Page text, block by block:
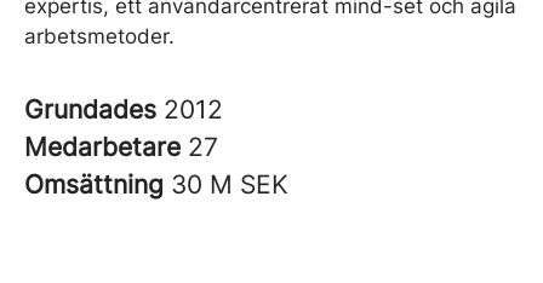
expertis, ett användarcentrerat mind-set och agila
arbetsmetoder.
Grundades 2012
Medarbetare 27
Omsättning 30 M SEK